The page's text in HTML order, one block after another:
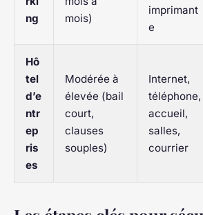
ng
mois)
imprimant
e
Hô
tel
d’e
ntr
ep
ris
es
Modérée à
élevée (bail
court,
clauses
souples)
Internet,
téléphone,
accueil,
salles,
courrier